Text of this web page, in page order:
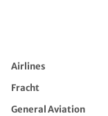
Airlines
Fracht
General Aviation